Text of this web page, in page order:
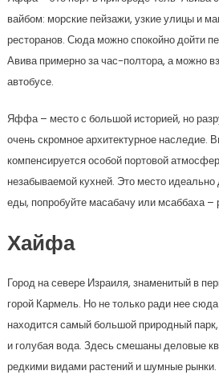
вайбом: морские пейзажи, узкие улицы и
ресторанов. Сюда можно спокойно дойти
Авива примерно за час-полтора, а можно
автобусе.
Яффа – место с большой историей, но
очень скромное архитектурное наследие.
компенсируется особой портовой
незабываемой кухней. Это место
еды, попробуйте масабачу или мсаббаха –
Хайфа
Город на севере Израиля, знаменитый в
горой Кармель. Но не только ради нее
находится самый большой природный
и голубая вода. Здесь смешаны деловые
редкими видами растений и шумные